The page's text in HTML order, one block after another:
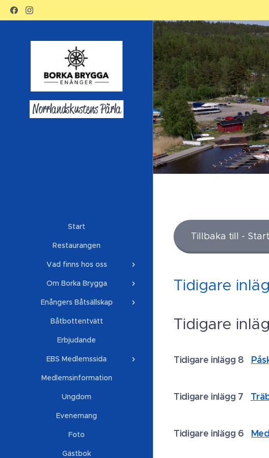
Norrlandskustens Pärla
Start
Restaurangen
Vad finns hos oss
Om Borka Brygga
Enångers Båtsällskap
Båtbottentvätt
Erbjudande
EBS Medlemssida
Medlemsinformation
Ungdom
Evenemang
Foto
Gästbok
Tillbaka till - Start
Tidigare
Tidigare
Tidigare inlägg 8
Tidigare inlägg 7
Tidigare inlägg 6